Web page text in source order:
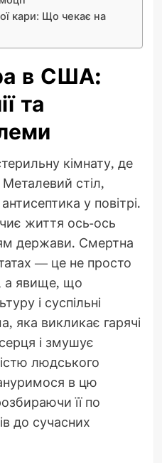
кари: Що чекає на
в США:
та
кімнату, де
стіл,
у повітрі.
життя ось-ось
держави. Смертна
— це не просто
а явище, що
і суспільні
яка викликає гарячі
і змушує
людського
в цю
її по
до сучасних